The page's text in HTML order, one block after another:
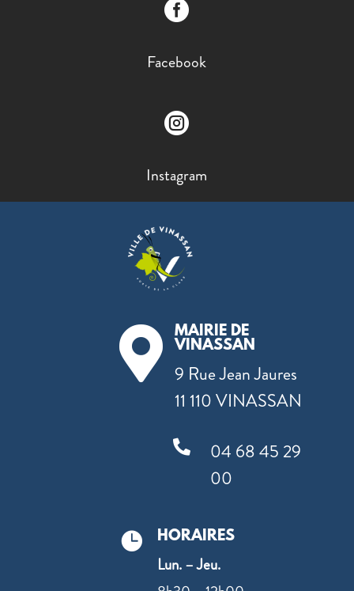

Facebook

Instagram

MAIRIE DE
VINASSAN
9 Rue Jean Jaures
11 110 VINASSAN

04 68 45 29
00
 HORAIRES
Lun. – Jeu.